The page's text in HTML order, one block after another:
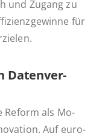
und Zugang zu
für
Da­ten­ver­
Reform als Mo­
Auf eu­ro­